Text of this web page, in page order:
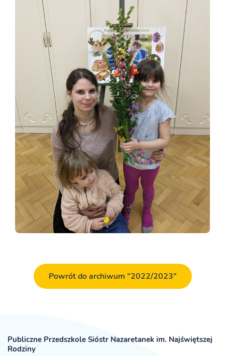
Powrót do archiwum "2022/2023"
Publiczne Przedszkole Sióstr Nazaretanek im. Najświętszej
Rodziny